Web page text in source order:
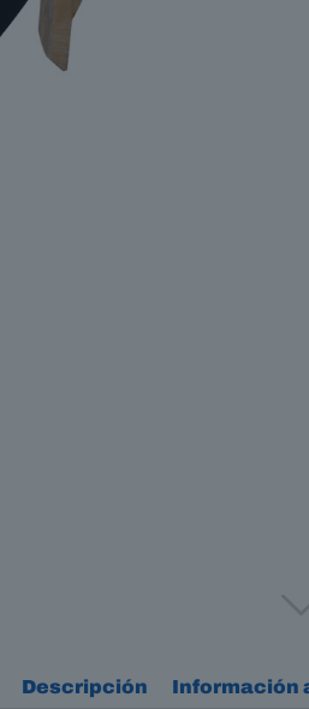
Descripción Información